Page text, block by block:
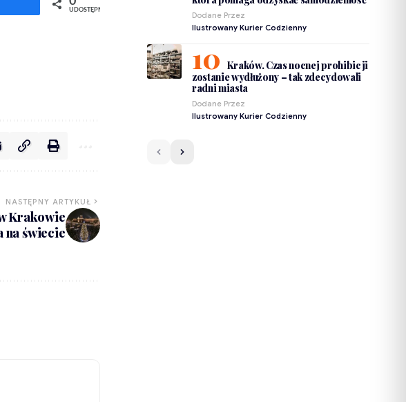
UDOSTĘPNIEŃ
NASTĘPNY ARTYKUŁ
Krakowie
na świecie
Dodane Przez
Ilustrowany Kurier Codzienny
Kraków. Czas nocnej prohibicji
zostanie wydłużony – tak zdecydowali
radni miasta
Dodane Przez
Ilustrowany Kurier Codzienny